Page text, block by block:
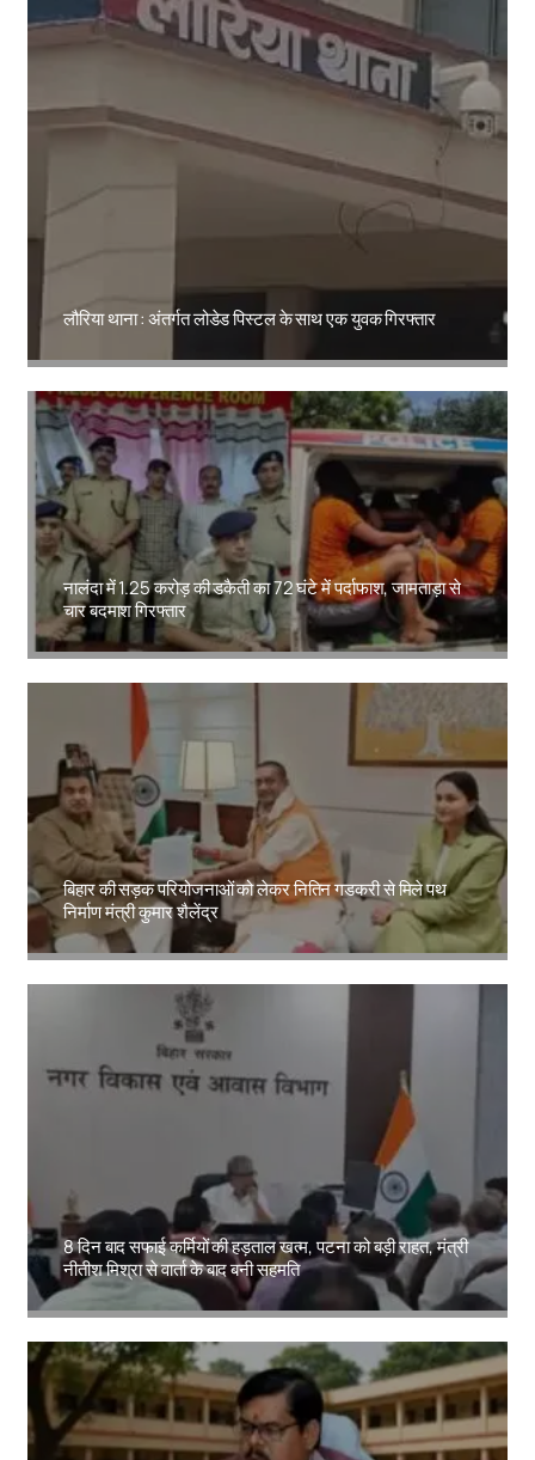
लौरिया थाना : अंतर्गत लोडेड पिस्टल के साथ एक युवक गिरफ्तार
नालंदा में 1.25 करोड़ की डकैती का 72 घंटे में पर्दाफाश, जामताड़ा से
चार बदमाश गिरफ्तार
Amit Lekh
बिहार की सड़क परियोजनाओं को लेकर नितिन गडकरी से मिले पथ
निर्माण मंत्री कुमार शैलेंद्र
Amit Lekh
8 दिन बाद सफाई कर्मियों की हड़ताल खत्म, पटना को बड़ी राहत, मंत्री
नीतीश मिश्रा से वार्ता के बाद बनी सहमति